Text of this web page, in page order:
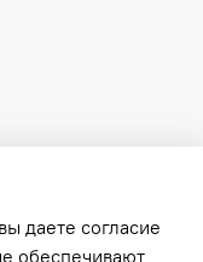
даете согласие
обеспечивают